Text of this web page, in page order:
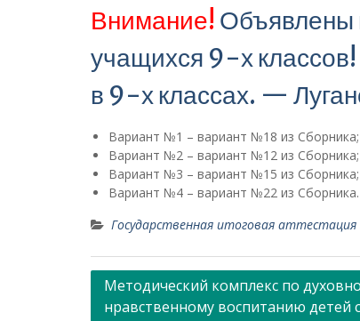
Внимание! Объявлены
учащихся 9-х
в 9-х классах. —
Вариант №1 – вариант №18 из Сборника;
Вариант №2 – вариант №12 из Сборника;
Вариант №3 – вариант №15 из Сборника;
Вариант №4 – вариант №22 из Сборника.
Государственная итоговая аттестация
Навигация
по
Методический комплекс по
нравственному воспитанию детей